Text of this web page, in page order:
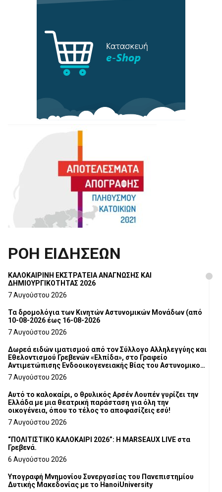
ΡΟΗ ΕΙΔΗΣΕΩΝ
ΚΑΛΟΚΑΙΡΙΝΗ ΕΚΣΤΡΑΤΕΙΑ ΑΝΑΓΝΩΣΗΣ ΚΑΙ
ΔΗΜΙΟΥΡΓΙΚΟΤΗΤΑΣ 2026
7 Αυγούστου 2026
Τα δρομολόγια των Κινητών Αστυνομικών Μονάδων (από
10-08-2026 έως 16-08-2026
7 Αυγούστου 2026
Δωρεά ειδών ιματισμού από τον Σύλλογο Αλληλεγγύης και
Εθελοντισμού Γρεβενών «Ελπίδα», στο Γραφείο
Αντιμετώπισης Ενδοοικογενειακής Βίας του Αστυνομικού
Τμήματος Γρεβενών
7 Αυγούστου 2026
Αυτό το καλοκαίρι, ο θρυλικός Αρσέν Λουπέν γυρίζει την
Ελλάδα με μια θεατρική παράσταση για όλη την
οικογένεια, όπου το τέλος το αποφασίζεις εσύ!
7 Αυγούστου 2026
“ΠΟΛΙΤΙΣΤΙΚΟ ΚΑΛΟΚΑΙΡΙ 2026”: Η MARSEAUX LIVE στα
Γρεβενά.
6 Αυγούστου 2026
Υπογραφή Μνημονίου Συνεργασίας του Πανεπιστημίου
Δυτικής Μακεδονίας με το HanoiUniversity